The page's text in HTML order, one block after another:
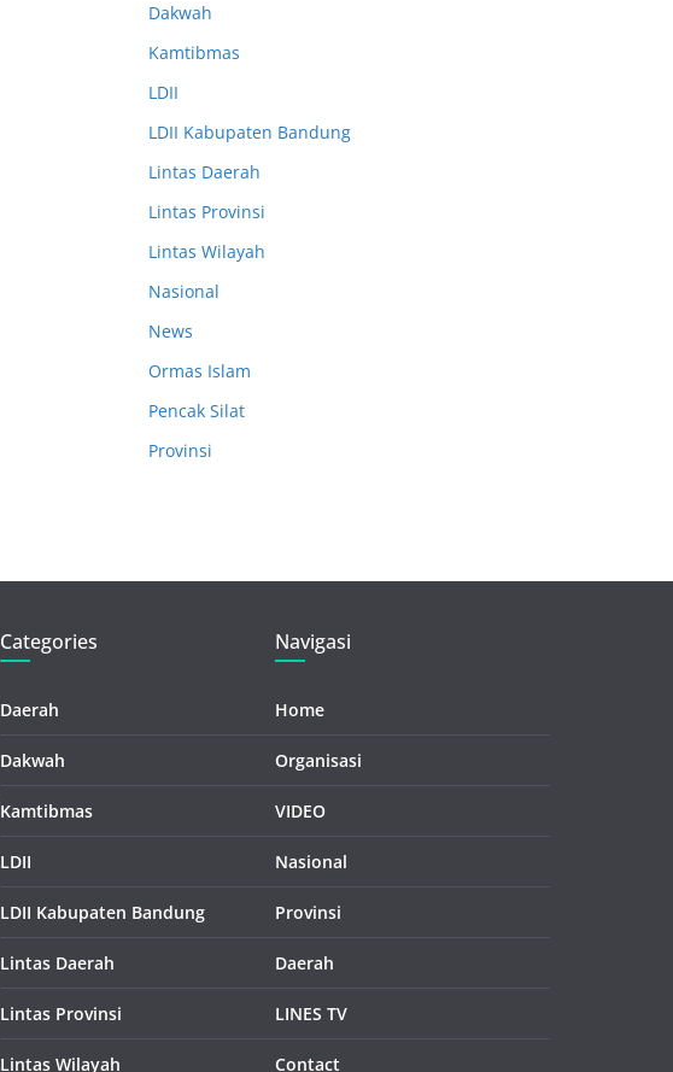
Dakwah
Kamtibmas
LDII
LDII Kabupaten Bandung
Lintas Daerah
Lintas Provinsi
Lintas Wilayah
Nasional
News
Ormas Islam
Pencak Silat
Provinsi
Categories
Daerah
Dakwah
Kamtibmas
LDII
LDII Kabupaten Bandung
Lintas Daerah
Lintas Provinsi
Lintas Wilayah
Navigasi
Home
Organisasi
VIDEO
Nasional
Provinsi
Daerah
LINES TV
Contact